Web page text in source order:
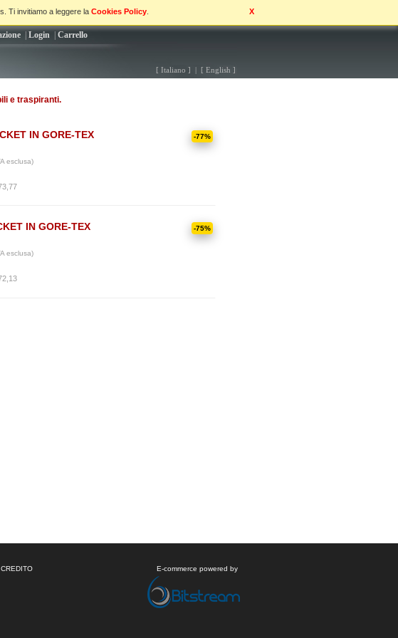
Ti invitiamo a leggere la Cookies Policy. X
Login Carrello
[ Italiano ] | [ English ]
e traspiranti.
-77%
IN GORE-TEX
esclusa)
-75%
IN GORE-TEX
esclusa)
E-commerce powered by